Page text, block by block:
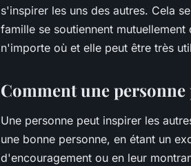
s'inspirer les uns des autres. Cela
famille se soutiennent
n'importe où et elle peut être très
Comment une
Une personne peut inspirer les
une bonne personne, en étant un
d'encouragement ou en leur